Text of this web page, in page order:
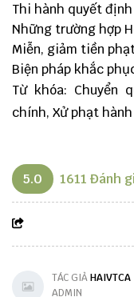
Thi hành quyết
Những trường hợp
Miễn, giảm tiền
Biện pháp khắc
Từ khóa: Chuyển
chính, Xử phạt
5.0 1611 Đánh
TÁC GIẢHAIVTCA
ADMIN